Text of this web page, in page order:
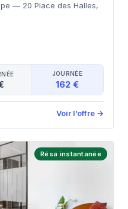
— 20 Place des Halles,
JOURNÉE
162 €
Voir l’offre →
Résa instantanée